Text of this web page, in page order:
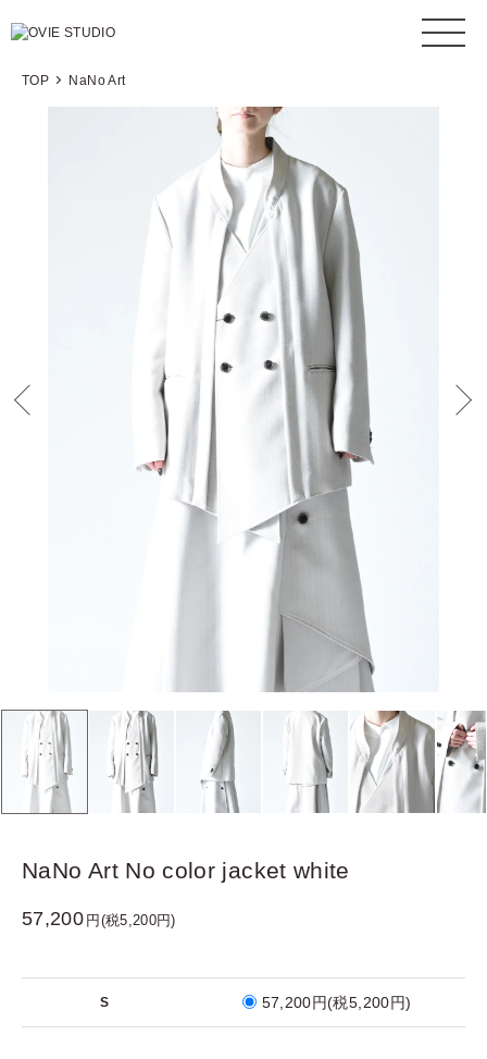
TOP NaNo Art
NaNo Art No color jacket white
57,200 円(税5,200円)
S 57,200円(税5,200円)